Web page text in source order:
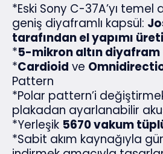
*Eski Sony C-37A’yı temel
geniş diyaframlı kapsül:
tarafından el yapımı
*5-mikron altın diyafram
*Cardioid ve
Pattern
*Polar pattern’i
plakadan ayarlanabilir
*Yerleşik 5670 vakum
*Sabit akım kaynağıyla